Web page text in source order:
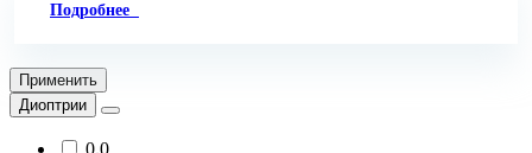
Подробнее
Применить
Диоптрии